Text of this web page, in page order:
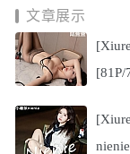
文章展示
[81P/